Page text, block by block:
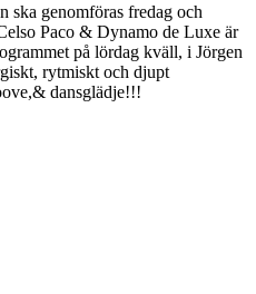
genomföras fredag och
Paco & Dynamo de Luxe är
på lördag kväll, i Jörgen
rytmiskt och djupt
dansglädje!!!